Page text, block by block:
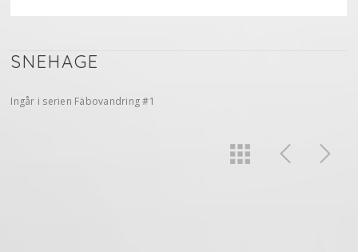
SNEHAGE
Ingår i serien Fäbovandring #1